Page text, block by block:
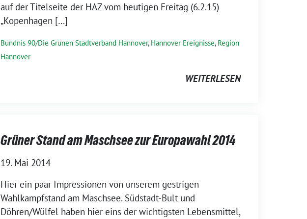
auf der Titelseite der HAZ vom heutigen Freitag (6.2.15)
„Kopenhagen […]
Bündnis 90/Die Grünen Stadtverband Hannover, Hannover Ereignisse, Region
Hannover
WEITERLESEN
Grüner Stand am Maschsee zur Europawahl 2014
19. Mai 2014
Hier ein paar Impressionen von unserem gestrigen
Wahlkampfstand am Maschsee. Südstadt-Bult und
Döhren/Wülfel haben hier eins der wichtigsten Lebensmittel,